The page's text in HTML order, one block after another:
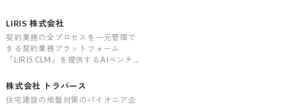
LIRIS 株式会社
契約業務の全プロセスを一元管理で
きる契約業務プラットフォーム
「LIRIS CLM」を提供するAIベンチ
株式会社 トラバース
住宅建設の地盤対策のパイオニア企